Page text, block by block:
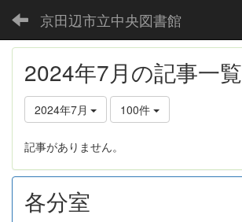
京田辺市立中央図書館
2024年7月の記事一覧
2024年7月 100件
記事がありません。
各分室